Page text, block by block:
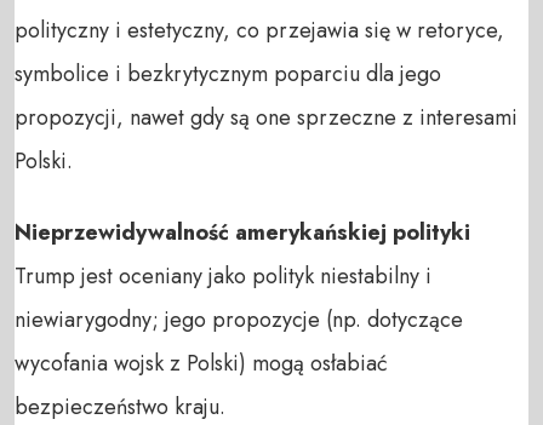
polityczny i estetyczny, co przejawia się w retoryce,
symbolice i bezkrytycznym poparciu dla jego
propozycji, nawet gdy są one sprzeczne z interesami
Polski.
Nieprzewidywalność amerykańskiej polityki
Trump jest oceniany jako polityk niestabilny i
niewiarygodny; jego propozycje (np. dotyczące
wycofania wojsk z Polski) mogą osłabiać
bezpieczeństwo kraju.